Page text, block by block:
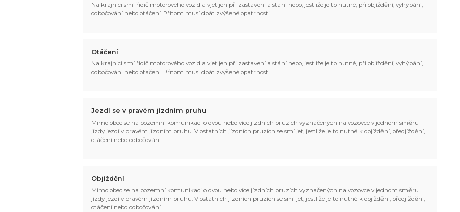
Na krajnici smí řidič motorového vozidla vjet jen při zastavení a stání nebo, jestliže je to nutné, při objíždění, vyhýbání,
odbočování nebo otáčení. Přitom musí dbát zvýšené opatrnosti.
Otáčení
Na krajnici smí řidič motorového vozidla vjet jen při zastavení a stání nebo, jestliže je to nutné, při objíždění, vyhýbání,
odbočování nebo otáčení. Přitom musí dbát zvýšené opatrnosti.
Jezdí se v pravém jízdním pruhu
Mimo obec se na pozemní komunikaci o dvou nebo více jízdních pruzích vyznačených na vozovce v jednom směru
jízdy jezdí v pravém jízdním pruhu. V ostatních jízdních pruzích se smí jet, jestliže je to nutné k objíždění, předjíždění,
otáčení nebo odbočování.
Objíždění
Mimo obec se na pozemní komunikaci o dvou nebo více jízdních pruzích vyznačených na vozovce v jednom směru
jízdy jezdí v pravém jízdním pruhu. V ostatních jízdních pruzích se smí jet, jestliže je to nutné k objíždění, předjíždění,
otáčení nebo odbočování.